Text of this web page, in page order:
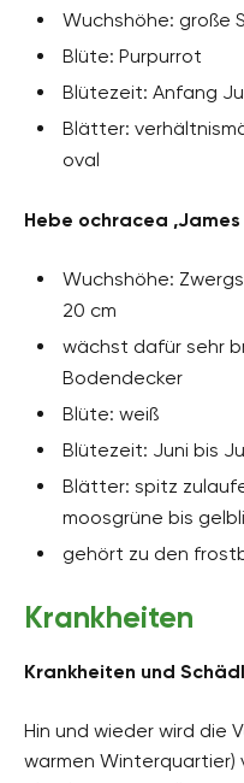
Wuchshöhe: große
Blüte: Purpurrot
Blütezeit: Anfang
Blätter:
oval
Hebe ochracea ‚James
Wuchshöhe:
20 cm
wächst dafür sehr
Bodendecker
Blüte: weiß
Blütezeit: Juni bis
Blätter: spitz
moosgrüne bis
gehört zu den
Krankheiten
Krankheiten und
Hin und wieder wird die
warmen Winterquartier)